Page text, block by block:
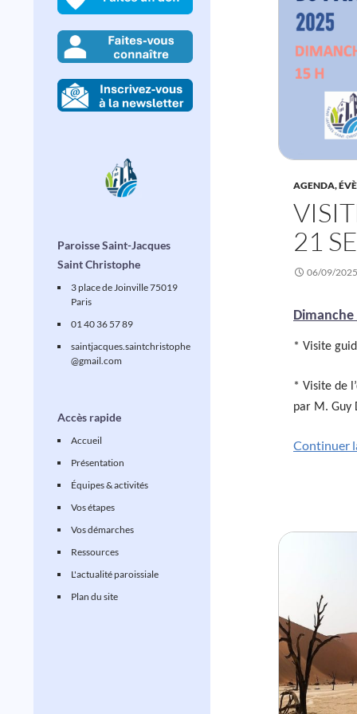
AGENDA,
21
06/09/2025
* Visite
* Visite de
par M. Guy
Continuer
Paroisse Saint-Jacques
Saint Christophe
3 place de Joinville 75019
Paris
01 40 36 57 89
saintjacques .saintchristophe
@gmail.com
Accès rapide
Accueil
Présentation
Équipes & activités
Vos étapes
Vos démarches
Ressources
L'actualité paroissiale
Plan du site